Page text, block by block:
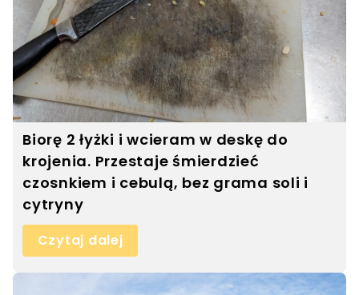
Biorę 2 łyżki i wcieram w deskę do
krojenia. Przestaje śmierdzieć
czosnkiem i cebulą, bez grama soli i
cytryny
Czytaj dalej